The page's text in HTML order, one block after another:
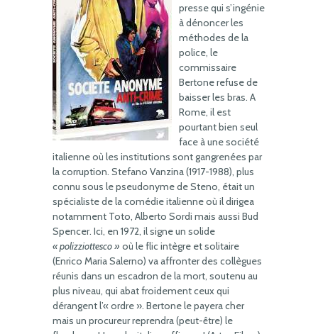
presse qui s’ingénie
à dénoncer les
méthodes de la
police, le
commissaire
Bertone refuse de
baisser les bras. A
Rome, il est
pourtant bien seul
face à une société
italienne où les institutions sont gangrenées par
la corruption. Stefano Vanzina (1917-1988), plus
connu sous le pseudonyme de Steno, était un
spécialiste de la comédie italienne où il dirigea
notamment Toto, Alberto Sordi mais aussi Bud
Spencer. Ici, en 1972, il signe un solide
« polizziottesco » où le flic intègre et solitaire
(Enrico Maria Salerno) va affronter des collègues
réunis dans un escadron de la mort, soutenu au
plus niveau, qui abat froidement ceux qui
dérangent l’« ordre ». Bertone le payera cher
mais un procureur reprendra (peut-être) le